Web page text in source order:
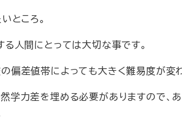
ところ。
人間にとっては大切な事です。
差値帯によっても大きく難易度が変
力差を埋める必要がありますので、